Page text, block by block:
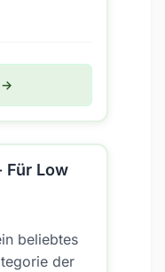
→
Low
beliebtes
der